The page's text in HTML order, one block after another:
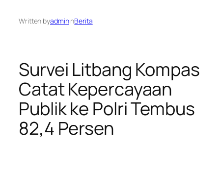
Written byadmininBerita
Survei Litbang Kompas
Catat Kepercayaan
Publik ke Polri Tembus
82,4 Persen